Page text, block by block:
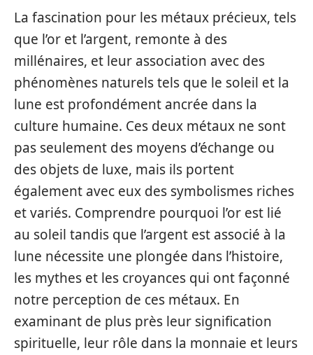
La fascination pour les métaux précieux, tels
que l’or et l’argent, remonte à des
millénaires, et leur association avec des
phénomènes naturels tels que le soleil et la
lune est profondément ancrée dans la
culture humaine. Ces deux métaux ne sont
pas seulement des moyens d’échange ou
des objets de luxe, mais ils portent
également avec eux des symbolismes riches
et variés. Comprendre pourquoi l’or est lié
au soleil tandis que l’argent est associé à la
lune nécessite une plongée dans l’histoire,
les mythes et les croyances qui ont façonné
notre perception de ces métaux. En
examinant de plus près leur signification
spirituelle, leur rôle dans la monnaie et leurs